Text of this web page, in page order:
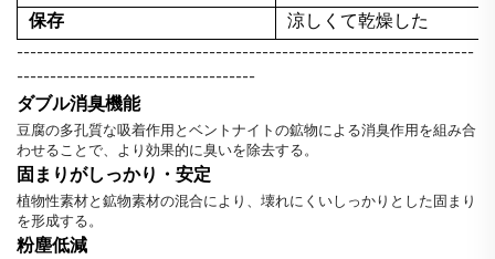
保存
涼しくて乾燥した
---------------------------------------------------------------------
------------------------------------
ダブル消臭機能
豆腐の多孔質な吸着作用とベントナイトの鉱物による消臭作用を組み合
わせることで、より効果的に臭いを除去する。
固まりがしっかり・安定
植物性素材と鉱物素材の混合により、壊れにくいしっかりとした固まり
を形成する。
粉塵低減